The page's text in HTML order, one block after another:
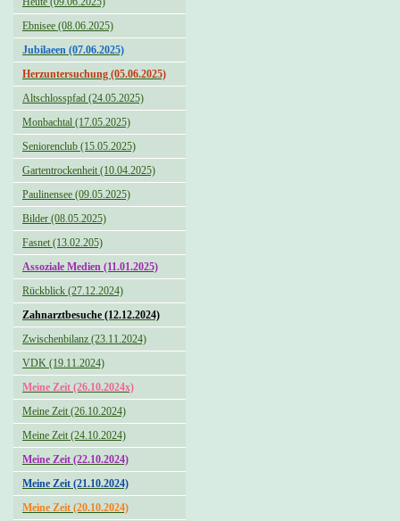
Ebnisee (08.06.2025)
Jubilaeen (07.06.2025)
Herzuntersuchung (05.06.2025)
Altschlosspfad (24.05.2025)
Monbachtal (17.05.2025)
Seniorenclub (15.05.2025)
Gartentrockenheit (10.04.2025)
Paulinensee (09.05.2025)
Bilder (08.05.2025)
Fasnet (13.02.205)
Assoziale Medien (11.01.2025)
Rückblick (27.12.2024)
Zahnarztbesuche (12.12.2024)
Zwischenbilanz (23.11.2024)
VDK (19.11.2024)
Meine Zeit (26.10.2024x)
Meine Zeit (26.10.2024)
Meine Zeit (24.10.2024)
Meine Zeit (22.10.2024)
Meine Zeit (21.10.2024)
Meine Zeit (20.10.2024)